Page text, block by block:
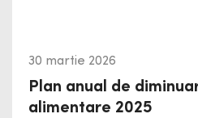
30 martie 2026
Plan anual de
alimentare 2025